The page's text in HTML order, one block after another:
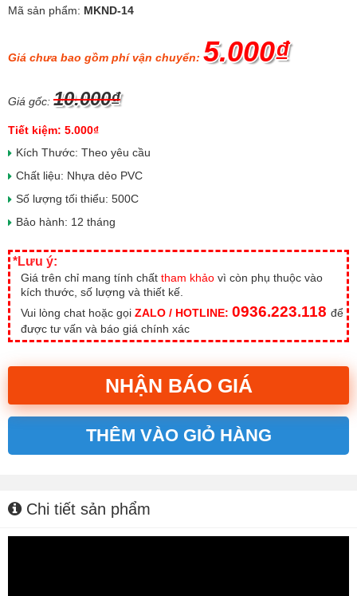
Mã sản phẩm: MKND-14
Giá chưa bao gồm phí vận chuyển: 5.000₫
Giá gốc: 10.000₫
Tiết kiệm: 5.000₫
Kích Thước: Theo yêu cầu
Chất liệu: Nhựa dẻo PVC
Số lượng tối thiểu: 500C
Bảo hành: 12 tháng
*Lưu ý:
Giá trên chỉ mang tính chất tham khảo vì còn phụ thuộc vào
kích thước, số lượng và thiết kế.
Vui lòng chat hoặc gọi ZALO / HOTLINE: 0936.223.118 để
được tư vấn và báo giá chính xác
NHẬN BÁO GIÁ
THÊM VÀO GIỎ HÀNG
Chi tiết sản phẩm